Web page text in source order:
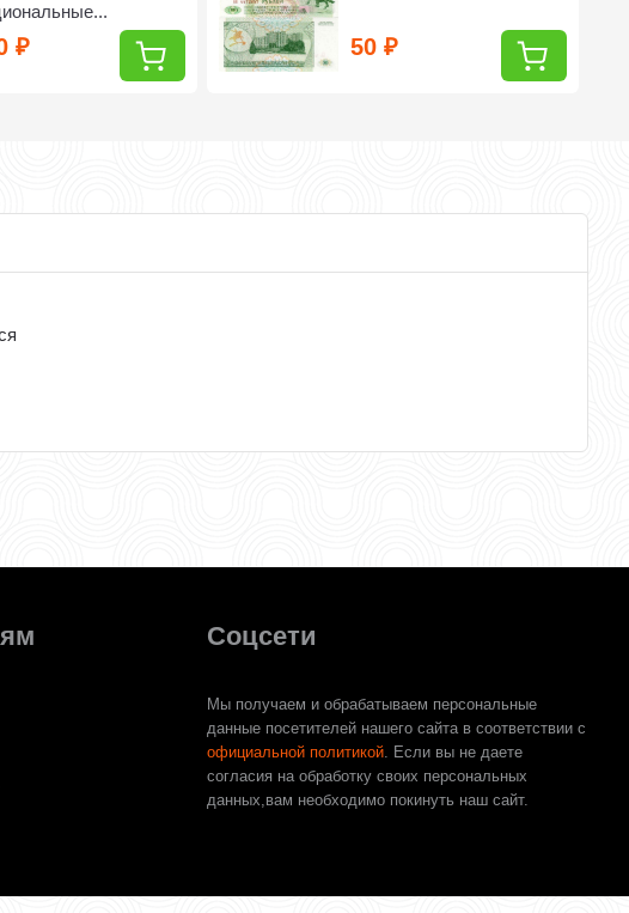
₽ 50₽
Соцсети
Мы получаем и обрабатываем персональные
данные посетителей нашего сайта в соответствии с
официальной политикой. Если вы не даете
согласия на обработку своих персональных
данных,вам необходимо покинуть наш сайт.